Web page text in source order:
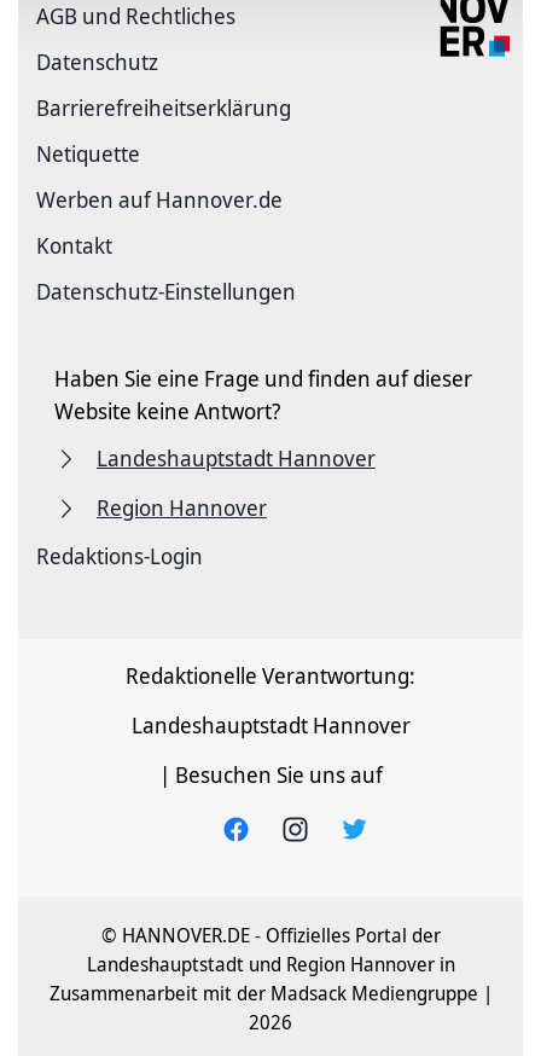
AGB und Rechtliches
Datenschutz
Barriere­freiheits­erklärung
Netiquette
Werben auf Hannover.de
Kontakt
Datenschutz-Einstellungen
Haben Sie eine Frage und finden auf dieser
Website keine Antwort?
Landeshauptstadt Hannover
Region Hannover
Redaktions-Login
Redaktionelle Verantwortung:
Landeshauptstadt Hannover
| Besuchen Sie uns auf
© HANNOVER.DE - Offizielles Portal der
Landeshauptstadt und Region Hannover in
Zusammenarbeit mit der Madsack Mediengruppe |
2026